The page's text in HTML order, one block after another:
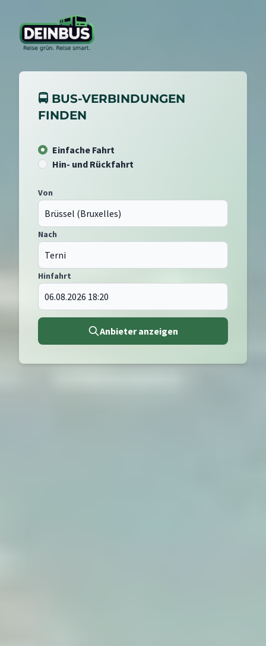
🚍 BUS-VERBINDUNGEN
FINDEN
Einfache Fahrt
Hin- und Rückfahrt
Von
Nach
Hinfahrt
Anbieter anzeigen